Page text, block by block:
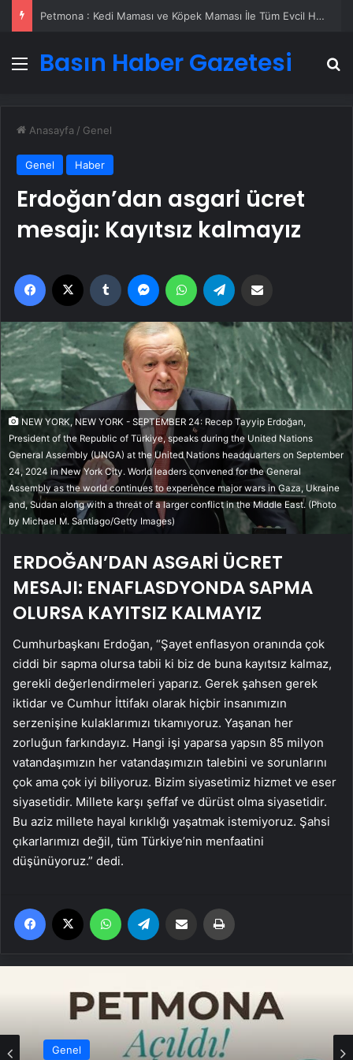
Petmona : Kedi Maması ve Köpek Maması İle Tüm Evcil Hayvan Ürünleri
Menü
Basın Haber Gazetesi
Anasayfa / Genel
Genel Haber
Erdoğan’dan asgari ücret
mesajı: Kayıtsız kalmayız
Facebook Tumblr MessengerWhatsApp
NEW YORK, NEW YORK - SEPTEMBER 24: Recep Tayyip Erdoğan,
President of the Republic of Türkiye, speaks during the United Nations
General Assembly (UNGA) at the United Nations headquarters on September
24, 2024 in New York City. World leaders convened for the General
Assembly as the world continues to experience major wars in Gaza, Ukraine
and, Sudan along with a threat of a larger conflict in the Middle East. (Photo
by Michael M. Santiago/Getty Images)
ERDOĞAN’DAN ASGARİ ÜCRET
MESAJI: ENAFLASDYONDA SAPMA
OLURSA KAYITSIZ KALMAYIZ
Cumhurbaşkanı Erdoğan, “Şayet enflasyon oranında çok
ciddi bir sapma olursa tabii ki biz de buna kayıtsız kalmaz,
gerekli değerlendirmeleri yaparız. Gerek şahsen gerek
iktidar ve Cumhur İttifakı olarak hiçbir insanımızın
serzenişine kulaklarımızı tıkamıyoruz. Yaşanan her
zorluğun farkındayız. Hangi işi yaparsa yapsın 85 milyon
vatandaşımızın her vatandaşımızın talebini ve sorunlarını
çok ama çok iyi biliyoruz. Bizim siyasetimiz hizmet ve eser
siyasetidir. Millete karşı şeffaf ve dürüst olma siyasetidir.
Bu aziz millete hayal kırıklığı yaşatmak istemiyoruz. Şahsi
çıkarlarımızı değil, tüm Türkiye’nin menfaatini
düşünüyoruz.” dedi.
Facebook WhatsApp Email'den paylaş
Genel